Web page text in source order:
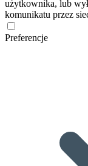
użytkownika, lub
komunikatu przez
Preferencje